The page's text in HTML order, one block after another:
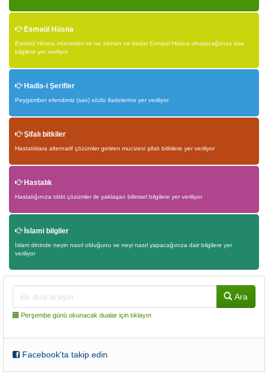
Esmaül Hüsna
Esmaül Hüsna mücizeleri ve ne zaman ne kadar Esmaül Hüsna okuyacağınıza dair
bilgilere yer veriliyor
Hadis-i Şerifler
Peygamber efendimiz (sav) sözlü ifadelerine yer veriliyor
Şifalı bitkiler
Hastalıklara alternatif çözümler getiren mucizevi şifalı bitkilere yer veriliyor
Hastalık
Hastalığınıza tıbbi çözümler ile yaklaşan bilimsel bilgilere yer veriliyor
İslami bilgiler
İslam dininde neyin nasıl olduğunu ve neyi nasıl yapacağınıza dair bilgilere yer
veriliyor
Ara
Perşembe günü okunacak dualar için tıklayın
Facebook'ta takip edin